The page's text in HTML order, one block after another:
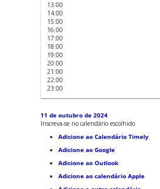
13:00
14:00
15:00
16:00
17:00
18:00
19:00
20:00
21:00
22:00
23:00
11 de outubro de 2024
Inscreva-se no calendário escolhido
Adicione ao Calendário Timely
Adicione ao Google
Adicione ao Outlook
Adicione ao calendário Apple